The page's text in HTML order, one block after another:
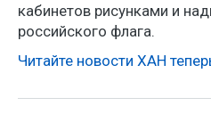
кабинетов рисунками и
российского флага.
Читайте новости ХАН